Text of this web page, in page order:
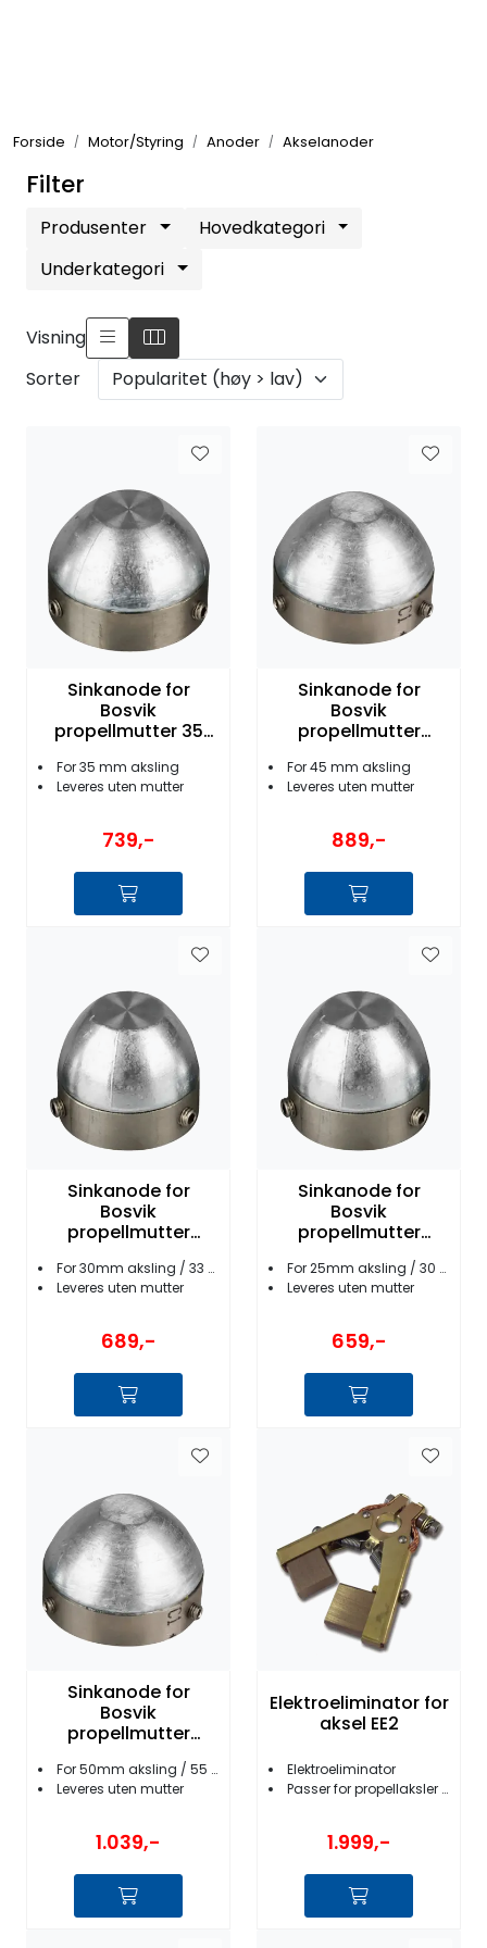
Forside Motor/Styring Anoder Akselanoder
Filter
Produsenter
Hovedkategori
Underkategori
Visning
Sorter
Sinkanode for
Bosvik
propellmutter 35
aksling)
For 35 mm aksling
Leveres uten mutter
739,-
Sinkanode for
Bosvik
propellmutter
aksling)
For 45 mm aksling
Leveres uten mutter
889,-
Sinkanode for
Bosvik
propellmutter
aksling)
For 30mm aksling / 33 mm mutter
Leveres uten mutter
689,-
Sinkanode for
Bosvik
propellmutter
aksling)
For 25mm aksling / 30 mm mutter
Leveres uten mutter
659,-
Sinkanode for
Bosvik
propellmutter
aksling)
For 50mm aksling / 55 mm mutter
Leveres uten mutter
1.039,-
Elektroeliminator for
aksel EE2
Elektroeliminator
Passer for propellaksler 40 - 100mm i diameter
1.999,-
Bygg/Innredning
VVS
Fortøyning
Fritid/Sikkerhet
Båtpleie/Opplag
Seil